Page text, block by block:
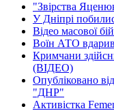
"Звірства
У Дніпрі
Відео масової
Воїн АТО
Кримчани
(ВІДЕО)
Опубліковано
"ДНР"
Активістка